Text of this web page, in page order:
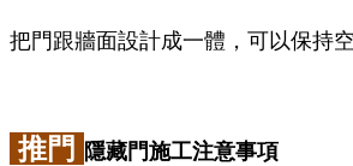
把門跟牆面設計成一體，可以保持
推門 隱藏門施工注意事項